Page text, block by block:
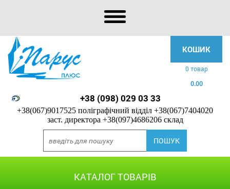
КОШИК
0 товар
0.00
+38 (098) 029 03 33
+38(067)9017525 поліграфічний відділ +38(067)7404020
заст. директора +38(097)4686206 склад
КАТАЛОГ ТОВАРІВ